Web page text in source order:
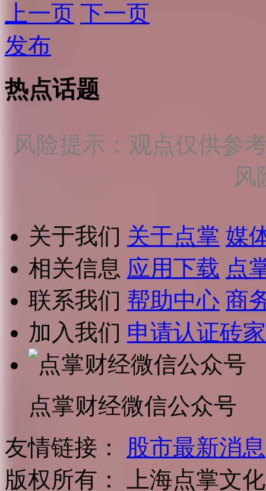
上一页 下一页
发布
热点话题
风险提示：观点仅供参
风
关于我们 关于点掌 媒
相关信息 应用下载 点
联系我们 帮助中心 商
加入我们 申请认证砖家
点掌财经微信公众号
友情链接：
股市最新消息
版权所有：
上海点掌文